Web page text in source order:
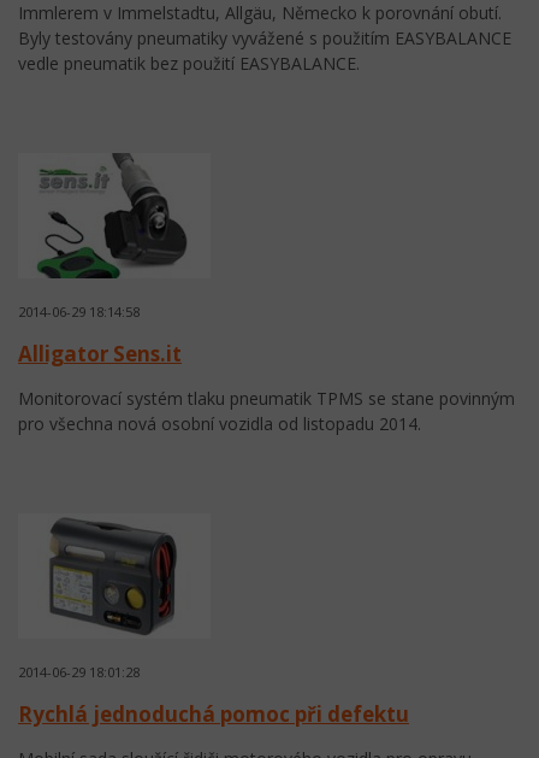
Immlerem v Immelstadtu, Allgäu, Německo k porovnání obutí.
Byly testovány pneumatiky vyvážené s použitím EASYBALANCE
vedle pneumatik bez použití EASYBALANCE.
2014-06-29 18:14:58
Alligator Sens.it
Monitorovací systém tlaku pneumatik TPMS se stane povinným
pro všechna nová osobní vozidla od listopadu 2014.
2014-06-29 18:01:28
Rychlá jednoduchá pomoc při defektu